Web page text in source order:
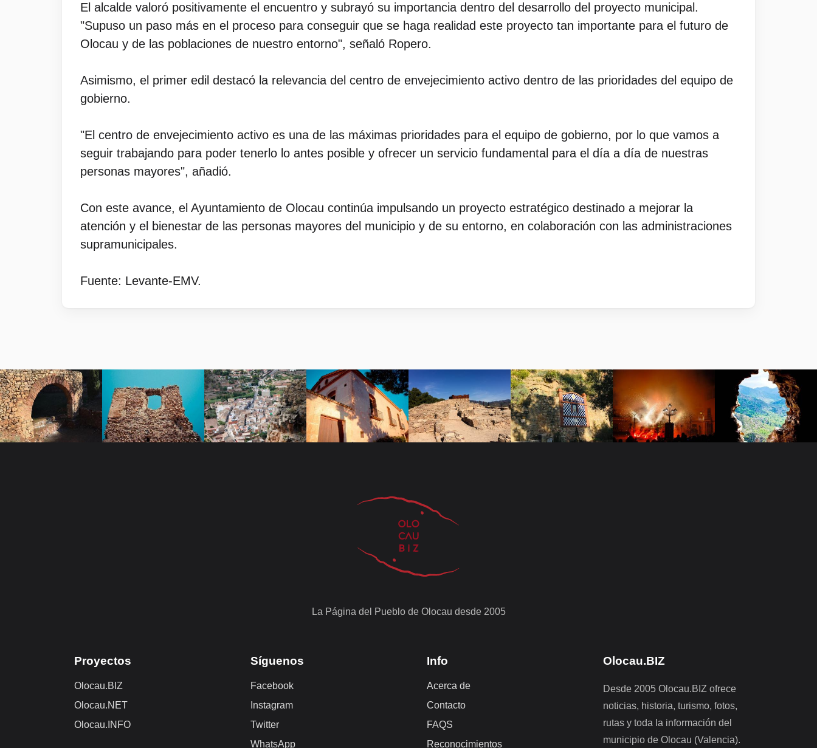
El alcalde valoró positivamente el encuentro y subrayó su importancia dentro del desarrollo del proyecto municipal.
"Supuso un paso más en el proceso para conseguir que se haga realidad este proyecto tan importante para el futuro de
Olocau y de las poblaciones de nuestro entorno", señaló Ropero.
Asimismo, el primer edil destacó la relevancia del centro de envejecimiento activo dentro de las prioridades del equipo de
gobierno.
"El centro de envejecimiento activo es una de las máximas prioridades para el equipo de gobierno, por lo que vamos a
seguir trabajando para poder tenerlo lo antes posible y ofrecer un servicio fundamental para el día a día de nuestras
personas mayores", añadió.
Con este avance, el Ayuntamiento de Olocau continúa impulsando un proyecto estratégico destinado a mejorar la
atención y el bienestar de las personas mayores del municipio y de su entorno, en colaboración con las administraciones
supramunicipales.
Fuente: Levante-EMV.
La Página del Pueblo de Olocau desde 2005
Proyectos
Olocau.BIZ
Olocau.NET
Olocau.INFO
Síguenos
Facebook
Instagram
Twitter
WhatsApp
Info
Acerca de
Contacto
FAQS
Reconocimientos
Olocau.BIZ
Desde 2005 Olocau.BIZ ofrece
noticias, historia, turismo, fotos,
rutas y toda la información del
municipio de Olocau (Valencia).